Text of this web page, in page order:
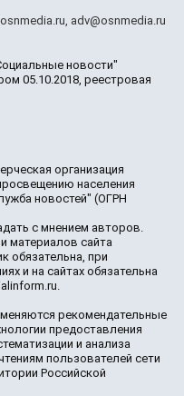
, adv@osnmedia.ru
новости"
05.10.2018, реестровая
организация
населения
новостей" (ОГРН
с мнением авторов.
материалов сайта
обязательна, при
и на сайтах обязательна
рекомендательные
предоставления
и анализа
пользователей сети
Российской